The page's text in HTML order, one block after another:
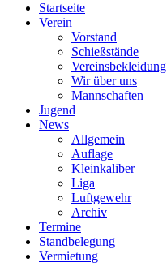
Startseite
Verein
Vorstand
Schießstände
Vereinsbekleidung
Wir über uns
Mannschaften
Jugend
News
Allgemein
Auflage
Kleinkaliber
Liga
Luftgewehr
Archiv
Termine
Standbelegung
Vermietung